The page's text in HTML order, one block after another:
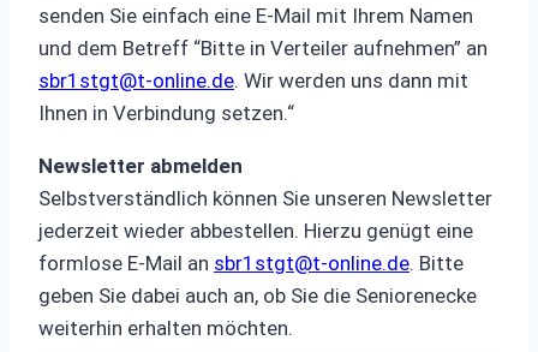
senden Sie einfach eine E-Mail mit Ihrem Namen
und dem Betreff “Bitte in Verteiler aufnehmen” an
sbr1stgt@t-online.de. Wir werden uns dann mit
Ihnen in Verbindung setzen.“
Newsletter abmelden
Selbstverständlich können Sie unseren Newsletter
jederzeit wieder abbestellen. Hierzu genügt eine
formlose E-Mail an sbr1stgt@t-online.de. Bitte
geben Sie dabei auch an, ob Sie die Seniorenecke
weiterhin erhalten möchten.